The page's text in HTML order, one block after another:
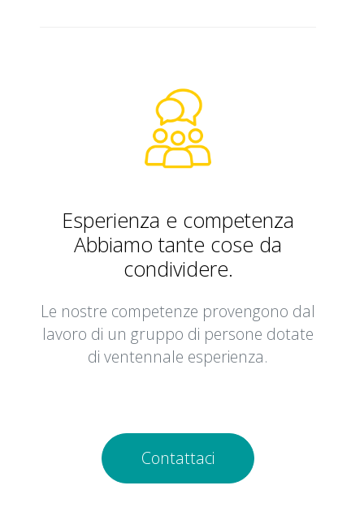
Esperienza e competenza
Abbiamo tante cose da
condividere.
Le nostre competenze provengono dal
lavoro di un gruppo di persone dotate
di ventennale esperienza.
Contattaci